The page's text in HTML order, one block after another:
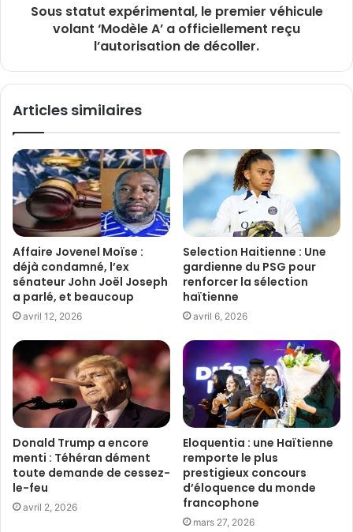
Sous statut expérimental, le premier véhicule
volant ‘Modèle A’ a officiellement reçu
l’autorisation de décoller.
Articles similaires
Affaire Jovenel Moïse :
déjà condamné, l’ex
sénateur John Joël Joseph
a parlé, et beaucoup
avril 12, 2026
Selection Haitienne : Une
gardienne du PSG pour
renforcer la sélection
haïtienne
avril 6, 2026
Donald Trump a encore
menti : Téhéran dément
toute demande de cessez-
le-feu
avril 2, 2026
Eloquentia : une Haïtienne
remporte le plus
prestigieux concours
d’éloquence du monde
francophone
mars 27, 2026